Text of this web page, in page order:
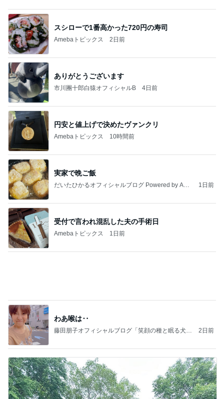
ありがとうございます
市川團十郎白猿オフィシャルB
円安と値上げで決めたヴァンクリ
Amebaトピックス 10時間前
実家で晩ご飯
だいたひかるオフィシャルブログ Powered by Ame
受付で言われ混乱した夫の手術日
Amebaトピックス 1日前
わあ喉は‥
藤田朋子オフィシャルブログ「笑顔の種と眠る犬」
旦那さんが生まれてはじめてやった速歩
Amebaトピックス 18時間前